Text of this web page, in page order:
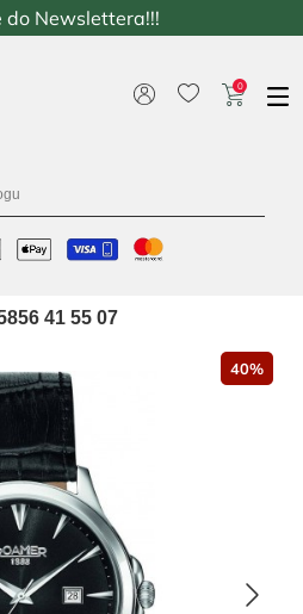
0
do Newslettera!!!
41 55 07
40%